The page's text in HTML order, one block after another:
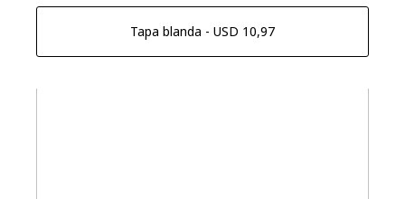
Tapa blanda - USD 10,97